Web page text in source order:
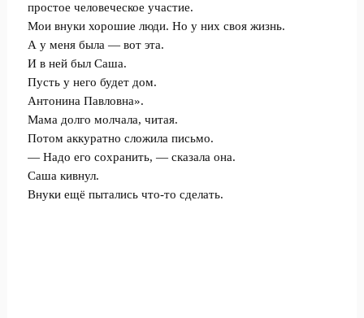
простое человеческое участие.
Мои внуки хорошие люди. Но у них своя жизнь.
А у меня была — вот эта.
И в ней был Саша.
Пусть у него будет дом.
Антонина Павловна».
Мама долго молчала, читая.
Потом аккуратно сложила письмо.
— Надо его сохранить, — сказала она.
Саша кивнул.
Внуки ещё пытались что-то сделать.